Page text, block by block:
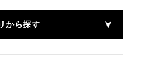
から探す